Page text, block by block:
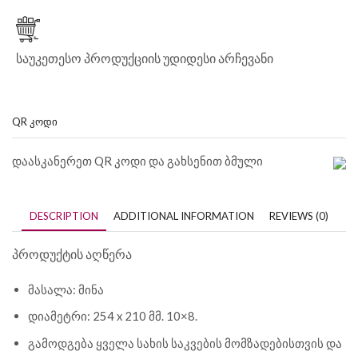
საუკეთესო პროდუქციის უდიდესი არჩევანი
QR ᲙᲝᲓᲘ
დაასკანერეთ QR კოდი და გახსენით ბმული
DESCRIPTION ADDITIONAL INFORMATION REVIEWS (0)
პროდუქტის აღწერა
მასალა: მინა
დიამეტრი: 254 x 210 მმ. 10×8.
გამოდგება ყველა სახის საკვების მომზადებისთვის და